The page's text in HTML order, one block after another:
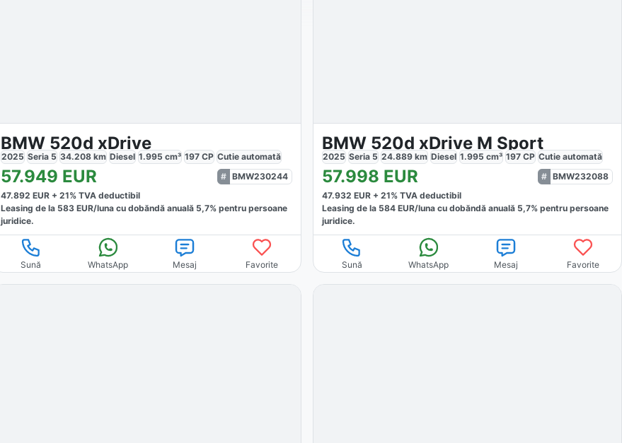
BMW 520d xDrive
2025 Seria 5 34.208 km Diesel 1.995 cm³ 197 CP Cutieautomată
57.949 EUR
BMW230244
47.892 EUR +21% TVA deductibil
Leasing de la 583 EUR/luna cu dobăndă anuală 5,7% pentru persoane
juridice.
Sună WhatsApp Mesaj Favorite
BMW 520d xDrive M Sport
2025 Seria 5 24.889km Diesel 1.995 cm³ 197CP Cutie automată
57.998 EUR
BMW232088
47.932 EUR + 21% TVA deductibil
Leasing de la 584EUR/lunacu dobăndă anuală 5,7% pentru persoane
juridice.
Sună WhatsApp Mesaj Favorite